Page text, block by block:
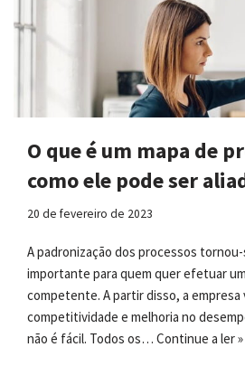
O que é um mapa de
como ele pode ser
20 de fevereiro de 2023
A padronização dos processos
importante para quem quer efetuar
competente. A partir disso, a empresa
competitividade e melhoria no
não é fácil. Todos os… Continue a ler »